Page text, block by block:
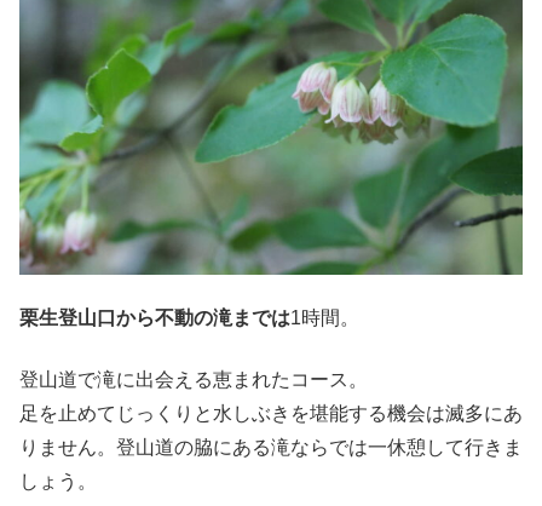
栗生登山口から不動の滝までは1時間。
登山道で滝に出会える恵まれたコース。
足を止めてじっくりと水しぶきを堪能する機会は滅多にあ
りません。登山道の脇にある滝ならでは一休憩して行きま
しょう。